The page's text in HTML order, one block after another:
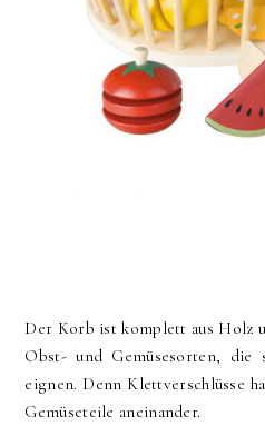
Der Korb ist komplett aus Holz
Obst- und Gemüsesorten, die
eignen. Denn Klettverschlüsse
Gemüseteile aneinander.